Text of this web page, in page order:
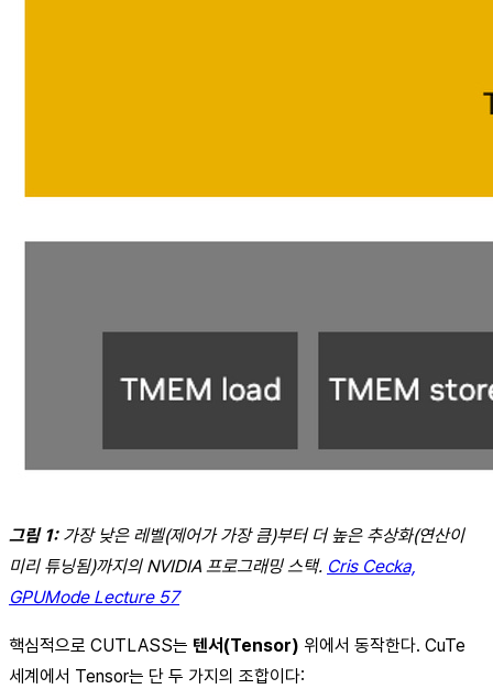
그림 1:가장 낮은 레벨(제어가 가장 큼)부터 더 높은 추상화(연산이
미리 튜닝됨)까지의 NVIDIA 프로그래밍 스택. Cris Cecka,
GPUMode Lecture 57
핵심적으로 CUTLASS는 텐서(Tensor) 위에서 동작한다. CuTe
세계에서 Tensor는 단 두 가지의 조합이다: